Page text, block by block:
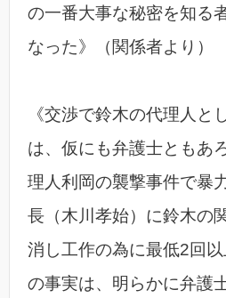
の一番大事な秘密を知る
なった》（関係者より）
《交渉で鈴木の代理人と
は、仮にも弁護士ともあ
理人利岡の襲撃事件で暴
長（木川孝始）に鈴木の
消し工作の為に最低2回
の事実は、明らかに弁護